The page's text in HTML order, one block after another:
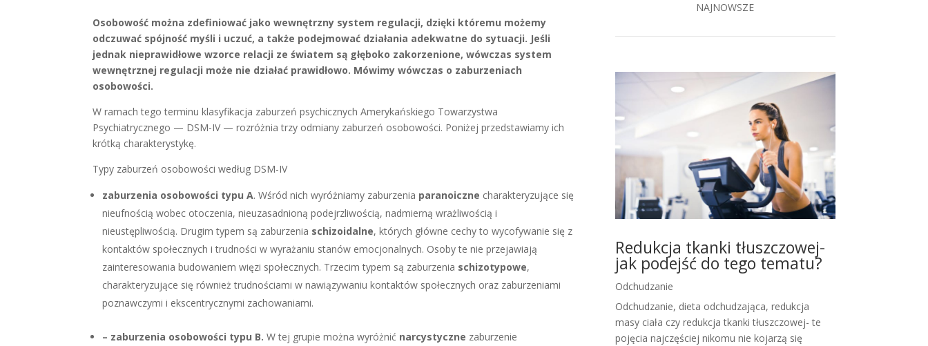
Osobowość można zdefiniować jako wewnętrzny system regulacji, dzięki któremu możemy
odczuwać spójność myśli i uczuć, a także podejmować działania adekwatne do sytuacji. Jeśli
jednak nieprawidłowe wzorce relacji ze światem są głęboko zakorzenione, wówczas system
wewnętrznej regulacji może nie działać prawidłowo. Mówimy wówczas o zaburzeniach
osobowości.
W ramach tego terminu klasyfikacja zaburzeń psychicznych Amerykańskiego Towarzystwa
Psychiatrycznego — DSM-IV — rozróżnia trzy odmiany zaburzeń osobowości. Poniżej przedstawiamy ich
krótką charakterystykę.
Typy zaburzeń osobowości według DSM-IV
zaburzenia osobowości typu A. Wśród nich wyróżniamy zaburzenia paranoiczne charakteryzujące się
nieufnością wobec otoczenia, nieuzasadnioną podejrzliwością, nadmierną wrażliwością i
nieustępliwością. Drugim typem są zaburzenia schizoidalne, których główne cechy to wycofywanie się z
kontaktów społecznych i trudności w wyrażaniu stanów emocjonalnych. Osoby te nie przejawiają
zainteresowania budowaniem więzi społecznych. Trzecim typem są zaburzenia schizotypowe,
charakteryzujące się również trudnościami w nawiązywaniu kontaktów społecznych oraz zaburzeniami
poznawczymi i ekscentrycznymi zachowaniami.
– zaburzenia osobowości typu B.W tej grupie można wyróżnić narcystyczne zaburzenie
NAJNOWSZE
Redukcja tkanki tłuszczowej-
jak podejść do tego tematu?
Odchudzanie
Odchudzanie, dieta odchudzająca, redukcja
masy ciała czy redukcja tkanki tłuszczowej- te
pojęcia najczęściej nikomu nie kojarzą się